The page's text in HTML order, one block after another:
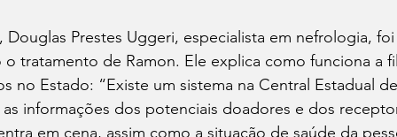
Prestes Uggeri, especialista em nefrologia,
tratamento de Ramon. Ele explica como funciona a
no Estado: “Existe um sistema na Central Estadual
as informações dos potenciais doadores e dos
em cena, assim como a situação de saúde da